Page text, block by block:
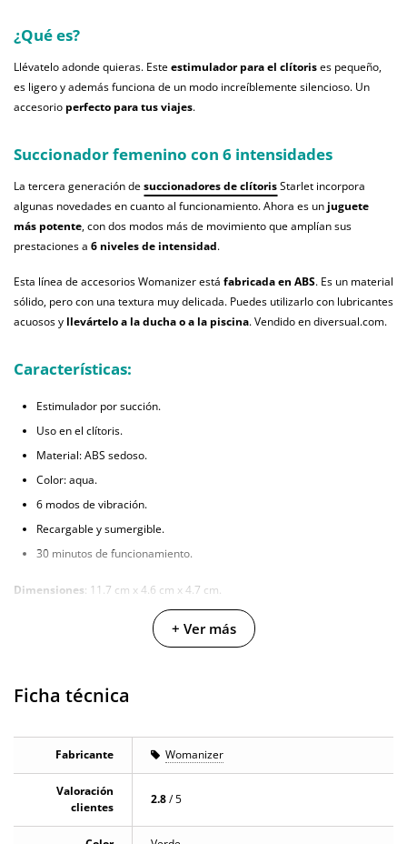
¿Qué es?
Llévatelo adonde quieras. Esteestimulador para el clítorises pequeño,
es ligero y además funciona de un modo increíblemente silencioso. Un
accesorio perfecto para tus viajes.
Succionador femenino con 6 intensidades
La tercera generación desuccionadores de clítorisStarlet incorpora
algunas novedades en cuanto al funcionamiento. Ahora es un juguete
más potente, con dos modos más de movimiento que amplían sus
prestaciones a 6 niveles de intensidad.
Esta línea de accesorios Womanizer está fabricada en ABS. Es un material
sólido, pero con una textura muy delicada. Puedes utilizarlo con lubricantes
acuosos y llevártelo a la ducha o a la piscina. Vendido en diversual.com.
Características:
Estimulador por succión.
Uso en el clítoris.
Material: ABS sedoso.
Color: aqua.
6 modos de vibración.
Recargable y sumergible.
30 minutos de funcionamiento.
Dimensiones: 11.7 cm x 4.6 cm x 4.7 cm.
+ Ver más
Ficha técnica
Fabricante Womanizer
Valoración
clientes
2.8/ 5